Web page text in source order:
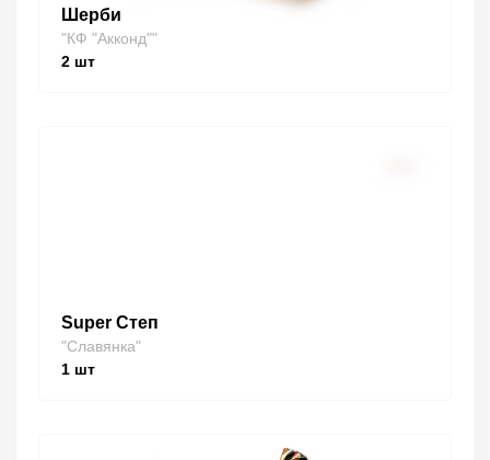
Шерби
"КФ "Акконд""
2 шт
Super Степ
"Славянка"
1 шт